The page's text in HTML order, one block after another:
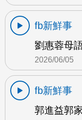
fb新鮮事
劉惠蓉母
2026/06/05
fb新鮮事
郭進益郭